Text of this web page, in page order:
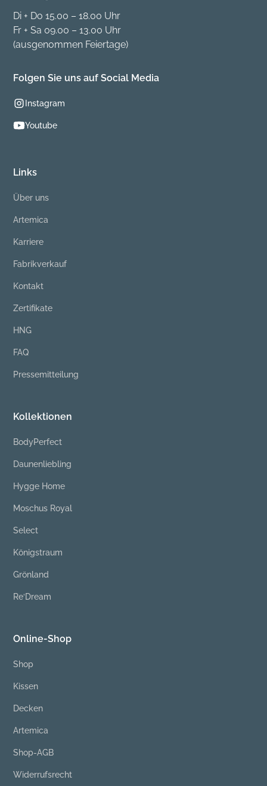
Di + Do 15.00 – 18.00 Uhr
Fr + Sa 09.00 – 13.00 Uhr
(ausgenommen Feiertage)
Folgen Sie uns auf Social Media
Instagram
Youtube
Links
Über uns
Artemica
Karriere
Fabrikverkauf
Kontakt
Zertifikate
HNG
FAQ
Pressemitteilung
Kollektionen
BodyPerfect
Daunenliebling
Hygge Home
Moschus Royal
Select
Königstraum
Grönland
Re‘Dream
Online-Shop
Shop
Kissen
Decken
Artemica
Shop-AGB
Widerrufsrecht